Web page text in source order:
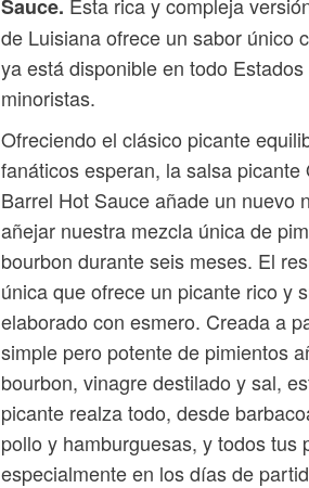
Sauce.
de Luisiana ofrece un sabor único
ya está disponible en todo
minoristas.
Ofreciendo el clásico picante
fanáticos esperan, la salsa
Barrel Hot Sauce añade un nuevo
añejar nuestra mezcla única de
bourbon durante seis meses. El
única que ofrece un picante rico y
elaborado con esmero. Creada a
simple pero potente de pimientos
bourbon, vinagre destilado y sal,
picante realza todo, desde
pollo y hamburguesas, y todos tus
especialmente en los días de